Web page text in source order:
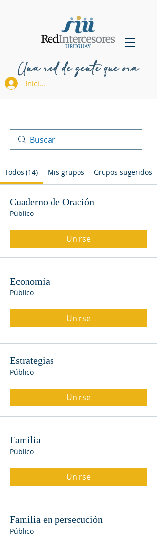
Una red de gente que ora
Iniciar sesión
Todos (14) Mis grupos Grupos sugeridos
Cuaderno de Oración
Público
Unirse
Economía
Público
Unirse
Estrategias
Público
Unirse
Familia
Público
Unirse
Familia en persecución
Público